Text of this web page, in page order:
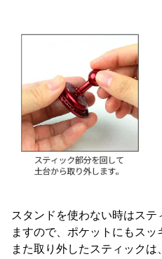
スタンドを使わない時はス
ますので、ポケットにもスッ
また取り外したスティック